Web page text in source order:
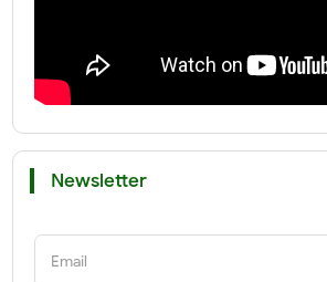
Newsletter
Email